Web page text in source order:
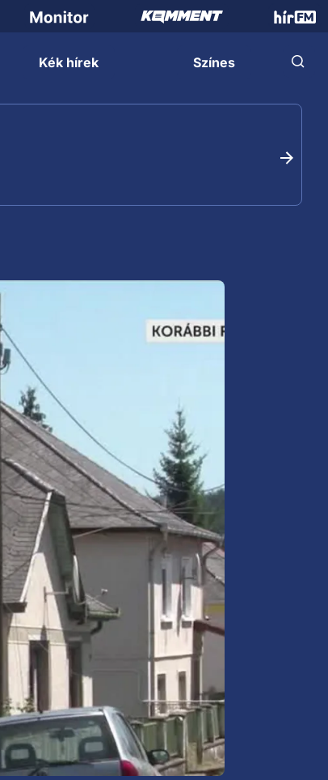
Kék hírek Színes